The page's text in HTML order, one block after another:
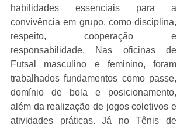
habilidades essenciais para a
convivência em grupo, como disciplina,
respeito, cooperação e
responsabilidade. Nas oficinas de
Futsal masculino e feminino, foram
trabalhados fundamentos como passe,
domínio de bola e posicionamento,
além da realização de jogos coletivos e
atividades práticas. Já no Tênis de